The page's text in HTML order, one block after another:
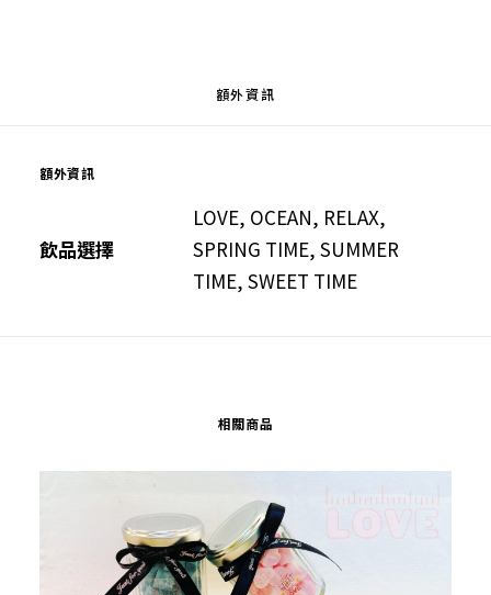
額外資訊
額外資訊
飲品選擇
LOVE, OCEAN, RELAX,
SPRING TIME, SUMMER
TIME, SWEET TIME
相關商品